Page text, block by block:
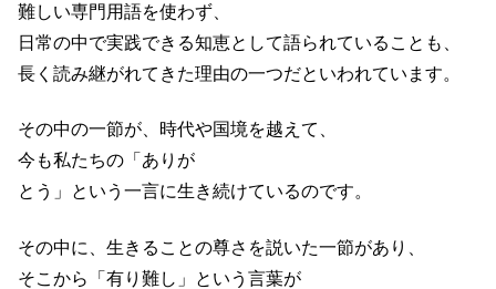
難しい専門用語を使わず、
日常の中で実践できる知恵として語られていることも、
長く読み継がれてきた理由の一つだといわれています。
その中の一節が、時代や国境を越えて、
今も私たちの「ありが
とう」という一言に生き続けているのです。
その中に、生きることの尊さを説いた一節があり、
そこから「有り難し」という言葉が